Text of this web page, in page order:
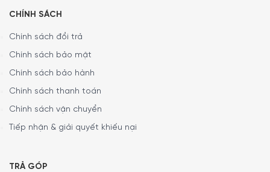
Để đặt mua “MÁY PHA CAFE SMEG ECF01PBEU”
Quý vị hãy gọi điện trực tiếp vào
hoặc 1900 6774để nhận được những tư vấn chi tiết và
website. Minh House sẽ gọi lại để xác nhận đơn hàng với
CHÍNH SÁCH
Chính sách đổi trả
Chính sách bảo mật
Chính sách bảo hành
Chính sách thanh toán
Chính sách vận chuyển
Tiếp nhận & giải quyết khiếu nại
TRẢ GÓP